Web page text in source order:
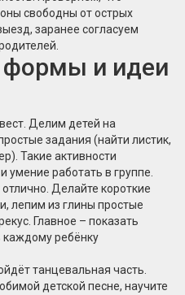
свободны от острых
заранее согласуем
и идеи
Делим детей на
задания (найти листик,
Такие активности
работать в группе.
Делайте короткие
лепим из глины простые
Главное – показать
каждому ребёнку
танцевальная часть.
детской песне, научите